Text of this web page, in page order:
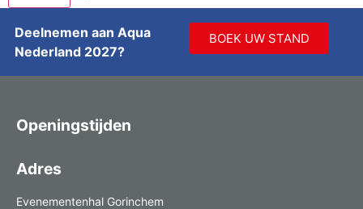
Deelnemen aan Aqua
Nederland 2027?
BOEK UW STAND
Openingstijden
Adres
Evenementenhal Gorinchem